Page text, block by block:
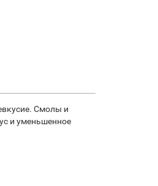
Смолы и
и уменьшенное